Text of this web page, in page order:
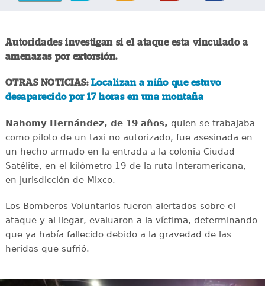
Autoridades investigan si el ataque esta vinculado a
amenazas por extorsión.
OTRAS NOTICIAS: Localizan a niño que estuvo
desaparecido por 17 horas en una montaña
Nahomy Hernández, de 19 años, quien se trabajaba
como piloto de un taxi no autorizado, fue asesinada en
un hecho armado en la entrada a la colonia Ciudad
Satélite, en el kilómetro 19 de la ruta Interamericana,
en jurisdicción de Mixco.
Los Bomberos Voluntarios fueron alertados sobre el
ataque y al llegar, evaluaron a la víctima, determinando
que ya había fallecido debido a la gravedad de las
heridas que sufrió.